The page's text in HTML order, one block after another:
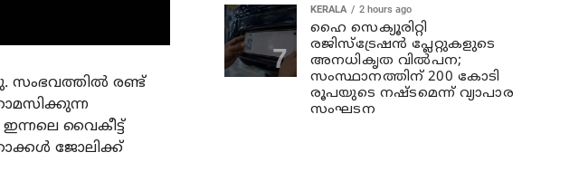
സംഭവത്തില്‍ രണ്ട്
വൈകീട്ട്
ജോലിക്ക്
KERALA 2 hours ago
ഹൈ സെക്യൂരിറ്റി
രജിസ്‌ട്രേഷന്‍ പ്ലേറ്റുകളുടെ
അനധികൃത വില്‍പന;
സംസ്ഥാനത്തിന് 200 കോടി
രൂപയുടെ നഷ്ടമെന്ന് വ്യാപാര
സംഘടന